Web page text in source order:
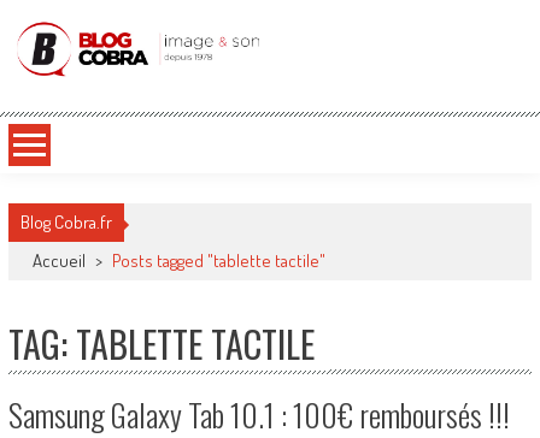
Blog Cobra
Blog Cobra.fr
Accueil > Posts tagged "tablette tactile"
TAG: TABLETTE TACTILE
Samsung Galaxy Tab 10.1 : 100€ remboursés !!!